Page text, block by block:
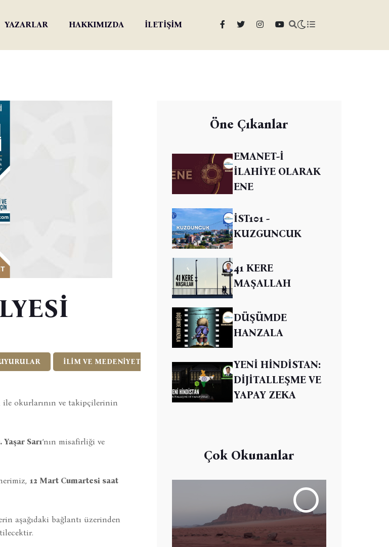
YAZARLAR HAKKIMIZDA İLETİŞİM
İLİM VE MEDENİYET
okurlarının ve takipçilerinin
Sarı’nın misafirliği ve
12 Mart Cumartesi saat
aşağıdaki bağlantı üzerinden
Öne Çıkanlar
EMANET-İ
İLAHİYE OLARAK
ENE
İST101 -
KUZGUNCUK
41 KERE
MAŞALLAH
DÜŞÜMDE
HANZALA
YENİ HİNDİSTAN:
DİJİTALLEŞME VE
YAPAY ZEKA
Çok Okunanlar